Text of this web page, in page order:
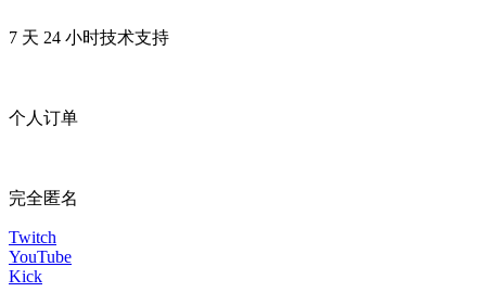
7 天 24 小时技术支持
个人订单
完全匿名
Twitch
YouTube
Kick